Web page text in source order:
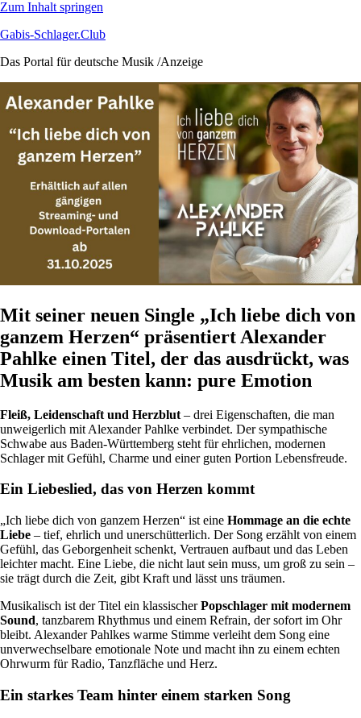
Zum Inhalt springen
Gabis-Schlager.Club
Das Portal für deutsche Musik /Anzeige
Mit seiner neuen Single „Ich liebe dich von
ganzem Herzen“ präsentiert Alexander
Pahlke einen Titel, der das ausdrückt, was
Musik am besten kann: pure Emotion
Fleiß, Leidenschaft und Herzblut – drei Eigenschaften, die man
unweigerlich mit Alexander Pahlke verbindet. Der sympathische
Schwabe aus Baden-Württemberg steht für ehrlichen, modernen
Schlager mit Gefühl, Charme und einer guten Portion Lebensfreude.
Ein Liebeslied, das von Herzen kommt
„Ich liebe dich von ganzem Herzen“ ist eine Hom­mage an die echte
Liebe – tief, ehrlich und unerschütterlich. Der Song erzählt von einem
Gefühl, das Geborgenheit schenkt, Vertrauen aufbaut und das Leben
leichter macht. Eine Liebe, die nicht laut sein muss, um groß zu sein –
sie trägt durch die Zeit, gibt Kraft und lässt uns träumen.
Musikalisch ist der Titel ein klassischerPopschlager mit modernem
Sound, tanzbarem Rhythmus und einem Refrain, der sofort im Ohr
bleibt. Alexander Pahlkes warme Stimme verleiht dem Song eine
unverwechselbare emotionale Note und macht ihn zu einem echten
Ohrwurm für Radio, Tanzfläche und Herz.
Ein starkes Team hinter einem starken Song